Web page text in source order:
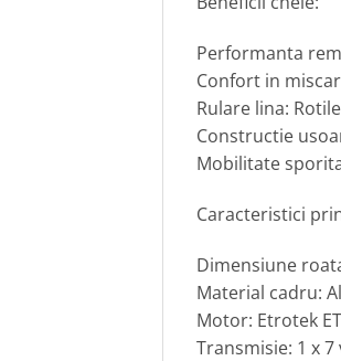
Performanta
Confort in
Rulare lina:
Constructie
Mobilitate
Caracteristici
Dimensiune
Material cadru:
Motor: Etrotek
Transmisie: 1 x